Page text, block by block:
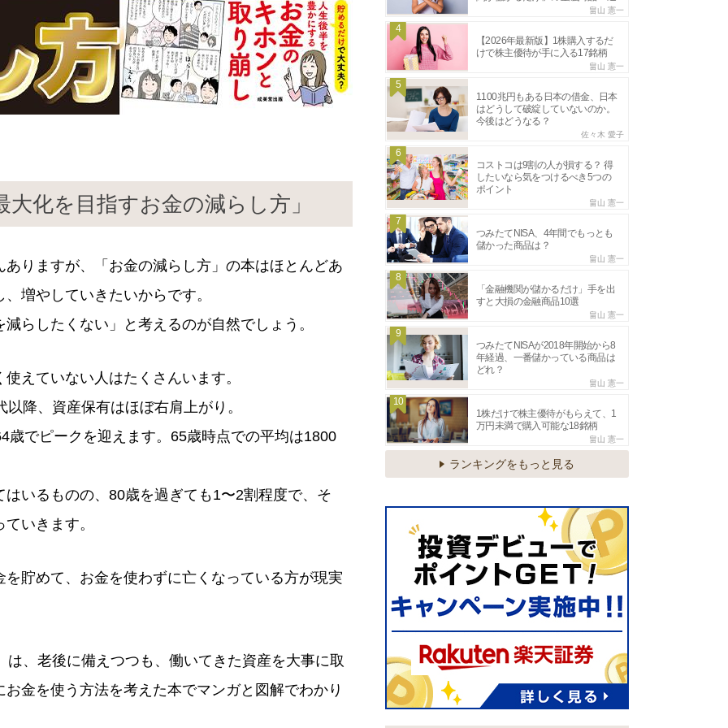
化を目指すお金の減らし方」
りますが、「お金の減らし方」の本はほとんどあ
増やしていきたいからです。
らしたくない」と考えるのが自然でしょう。
えていない人はたくさんいます。
降、資産保有はほぼ右肩上がり。
歳でピークを迎えます。65歳時点での平均は1800
いるものの、80歳を過ぎても1〜2割程度で、そ
いきます。
貯めて、お金を使わずに亡くなっている方が現実
、老後に備えつつも、働いてきた資産を大事に取
金を使う方法を考えた本でマンガと図解でわかり
畠山 憲一
4
【2026年最新版】1株購入するだ
けで株主優待が手に入る17銘柄
畠山 憲一
5
1100兆円もある日本の借金、日本
はどうして破綻していないのか。
今後はどうなる？
佐々木 愛子
6
コストコは9割の人が損する？ 得
したいなら気をつけるべき5つの
ポイント
畠山 憲一
7
つみたてNISA、4年間でもっとも
儲かった商品は？
畠山 憲一
8
「金融機関が儲かるだけ」手を出
すと大損の金融商品10選
畠山 憲一
9
つみたてNISAが2018年開始から8
年経過、一番儲かっている商品は
どれ？
畠山 憲一
10
1株だけで株主優待がもらえて、1
万円未満で購入可能な18銘柄
畠山 憲一
ランキングをもっと見る